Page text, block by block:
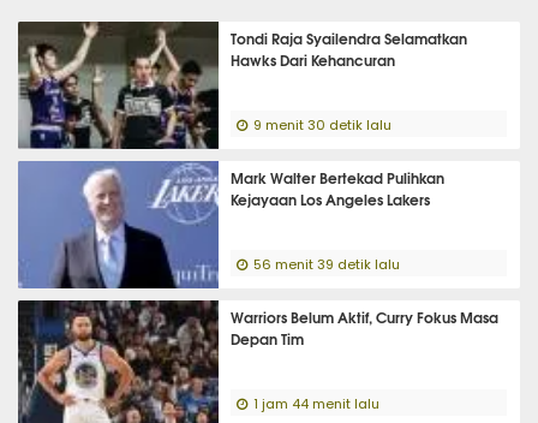
Tondi Raja Syailendra Selamatkan
Hawks Dari Kehancuran
9 menit 30 detik lalu
Mark Walter Bertekad Pulihkan
Kejayaan Los Angeles Lakers
56 menit 39 detik lalu
Warriors Belum Aktif, Curry Fokus Masa
Depan Tim
1 jam 44 menit lalu